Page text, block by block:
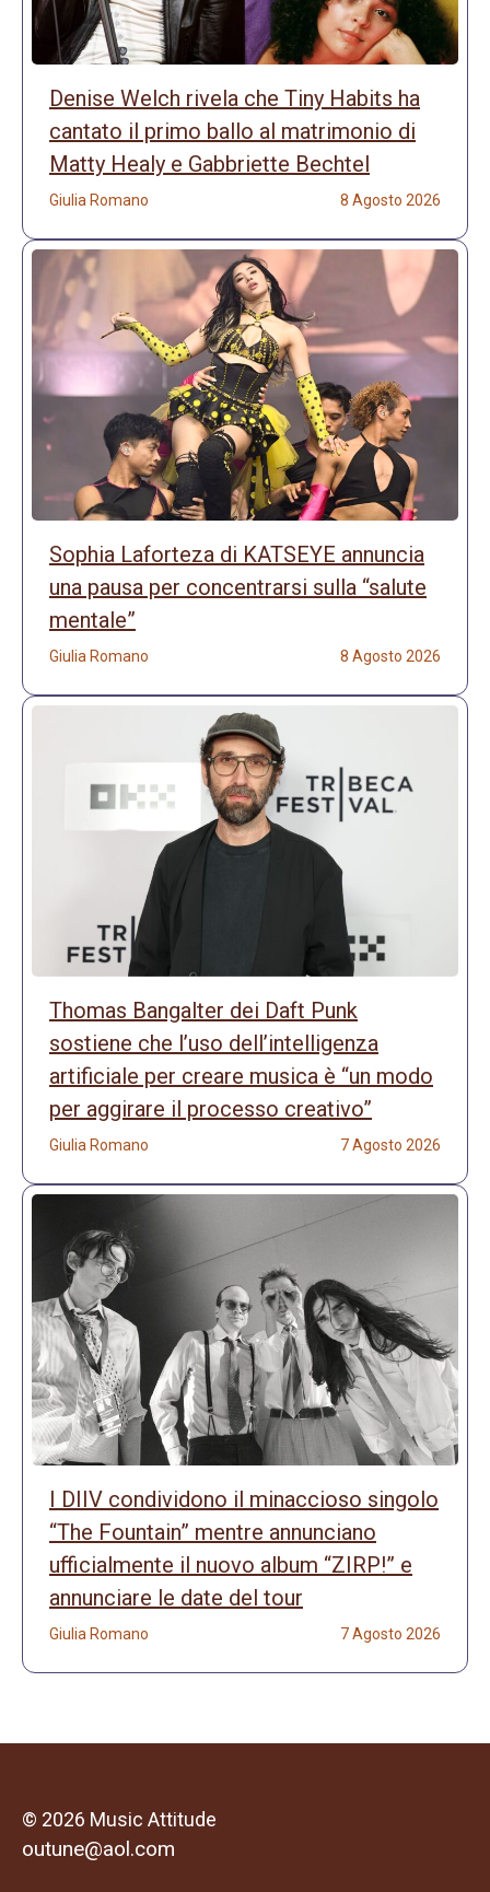
Denise Welch rivela che Tiny Habits ha
cantato il primo ballo al matrimonio di
Matty Healy e Gabbriette Bechtel
Giulia Romano 8 Agosto 2026
Sophia Laforteza di KATSEYE annuncia
una pausa per concentrarsi sulla “salute
mentale”
Giulia Romano 8 Agosto 2026
Thomas Bangalter dei Daft Punk
sostiene che l’uso dell’intelligenza
artificiale per creare musica è “un modo
per aggirare il processo creativo”
Giulia Romano 7 Agosto 2026
I DIIV condividono il minaccioso singolo
“The Fountain” mentre annunciano
ufficialmente il nuovo album “ZIRP!” e
annunciare le date del tour
Giulia Romano 7 Agosto 2026
© 2026 Music Attitude
outune@aol.com